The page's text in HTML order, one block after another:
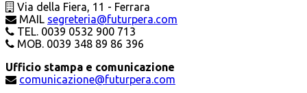
Via della Fiera, 11 - Ferrara
MAIL segreteria@futurpera.com
TEL. 0039 0532 900 713
MOB. 0039 348 89 86 396
Ufficio stampa e comunicazione
comunicazione@futurpera.com